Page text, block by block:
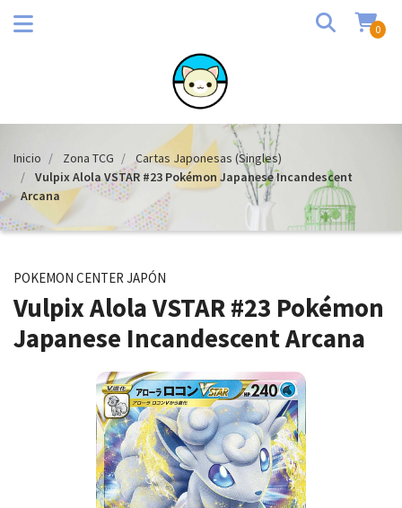
0
Inicio Zona TCG
Cartas Japonesas (Singles)
Vulpix Alola VSTAR #23 Pokémon Japanese Incandescent
Arcana
POKEMON CENTER JAPÓN
Vulpix Alola VSTAR #23 Pokémon
Japanese Incandescent Arcana